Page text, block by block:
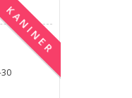
KANINER